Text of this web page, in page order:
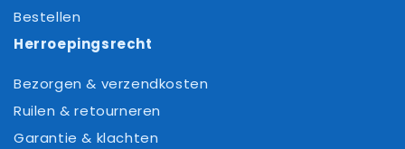
Bestellen
Herroepingsrecht
Bezorgen & verzendkosten
Ruilen & retourneren
Garantie & klachten